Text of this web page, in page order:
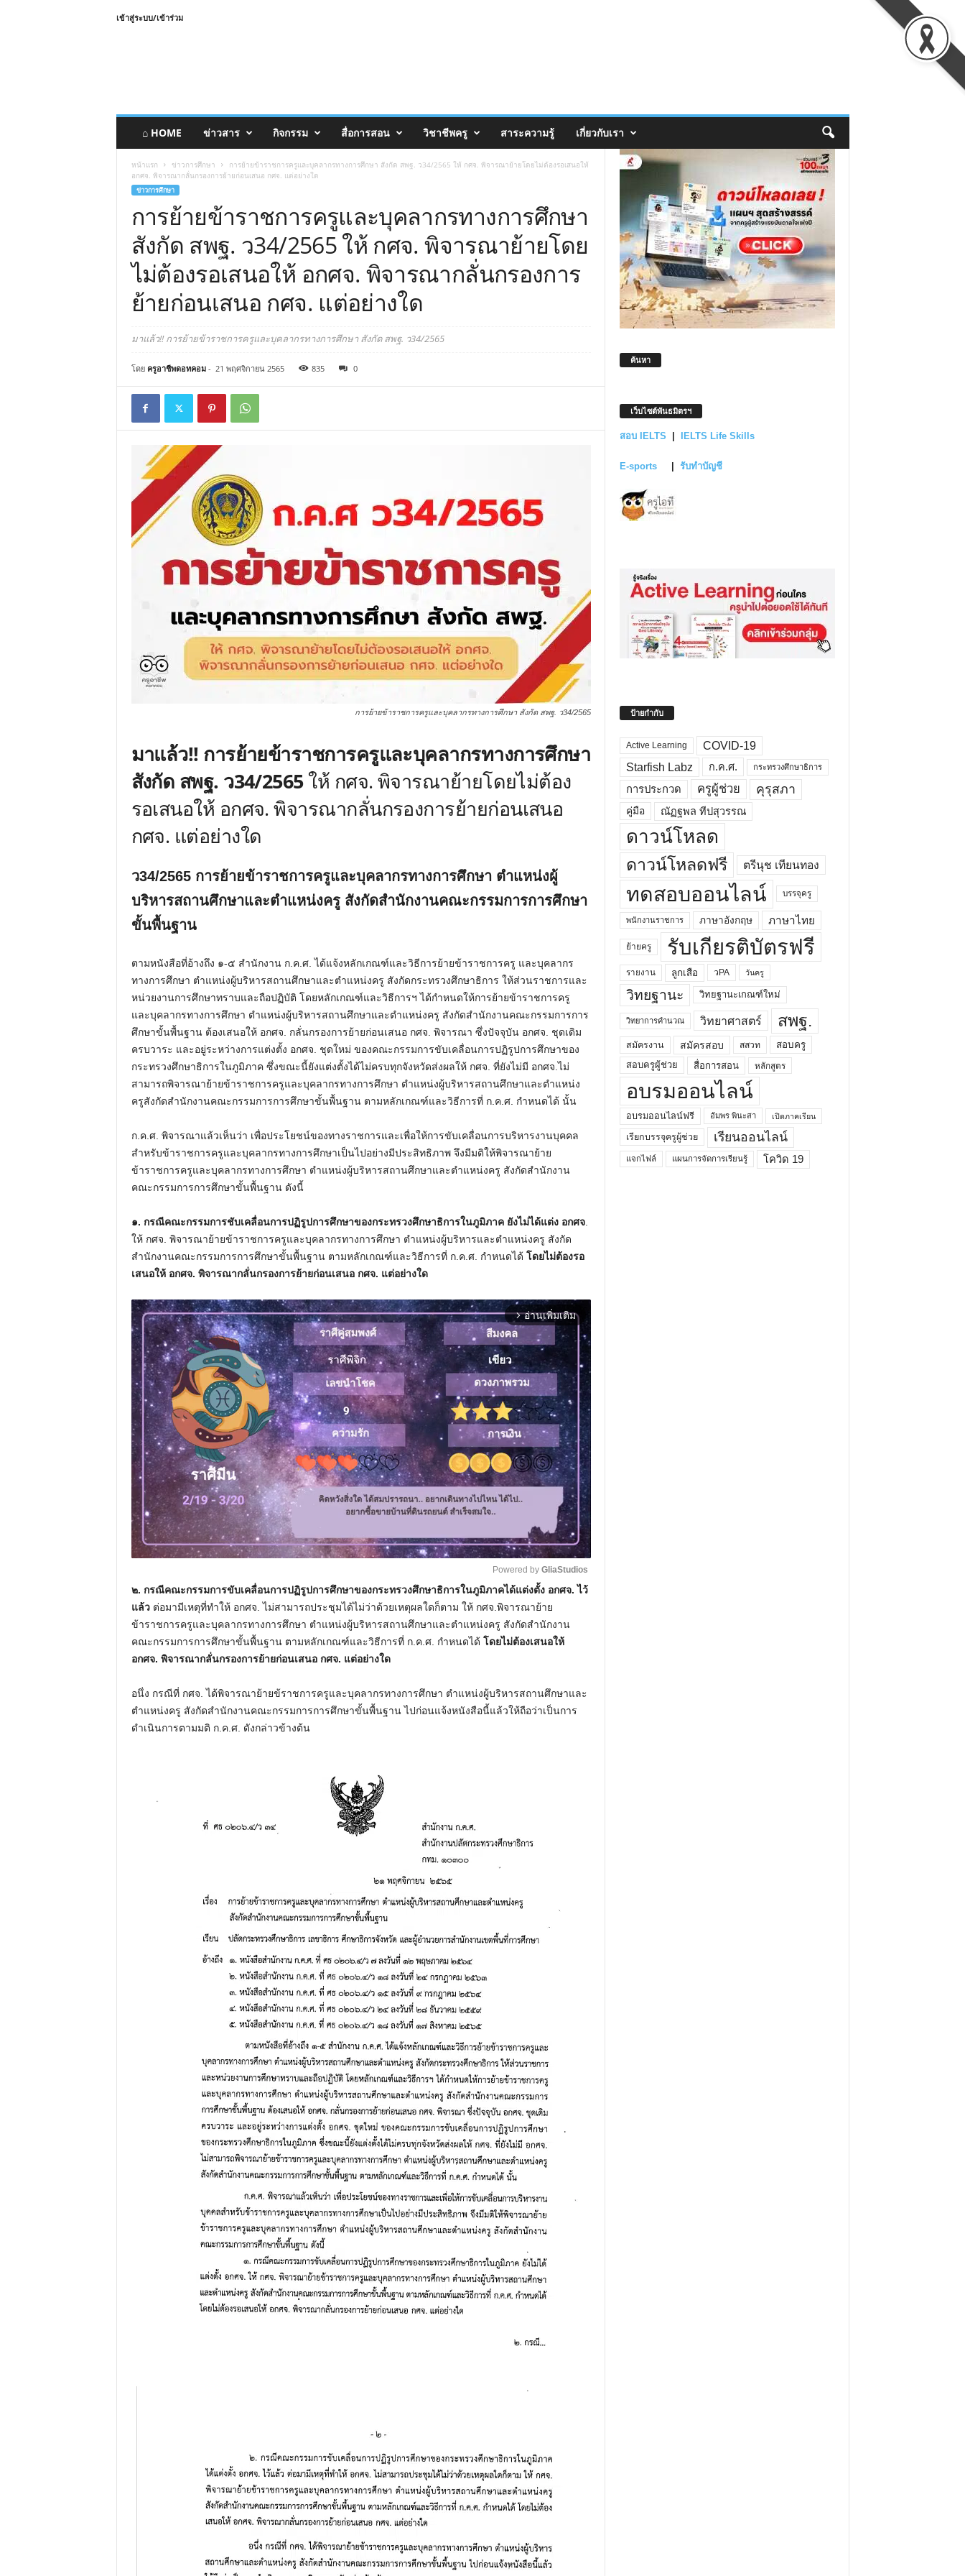
เข้าสู่ระบบ/เข้าร่วม
⌂ HOME ข่าวสาร กิจกรรม สื่อการสอน วิชาชีพครู สาระความรู้ เกี่ยวกับเรา
หน้าแรก ข่าวการศึกษา
การย้ายข้าราชการครูและบุคลากรทางการศึกษา สังกัด สพฐ. ว34/2565 ให้ กศจ. พิจารณาย้ายโดยไม่ต้องรอเสนอให้
อกศจ. พิจารณากลั่นกรองการย้ายก่อนเสนอ กศจ. แต่อย่างใด
ข่าวการศึกษา
การย้ายข้าราชการครูและบุคลากรทางการศึกษา
สังกัด สพฐ. ว34/2565 ให้ กศจ. พิจารณาย้ายโดย
ไม่ต้องรอเสนอให้ อกศจ. พิจารณากลั่นกรองการ
ย้ายก่อนเสนอ กศจ. แต่อย่างใด
มาแล้ว!! การย้ายข้าราชการครูและบุคลากรทางการศึกษา สังกัด สพฐ. ว34/2565
โดย ครูอาชีพดอทคอม- 21 พฤศจิกายน 2565 835 0
การย้ายข้าราชการครูและบุคลากรทางการศึกษา สังกัด สพฐ. ว34/2565
มาแล้ว!! การย้ายข้าราชการครูและบุคลากรทางการศึกษา
สังกัด สพฐ. ว34/2565ให้ กศจ. พิจารณาย้ายโดยไม่ต้อง
รอเสนอให้ อกศจ. พิจารณากลั่นกรองการย้ายก่อนเสนอ
กศจ. แต่อย่างใด
ว34/2565 การย้ายข้าราชการครูและบุคลากรทางการศึกษา ตำแหน่งผู้
บริหารสถานศึกษาและตำแหน่งครู สังกัดสำนักงานคณะกรรมการการศึกษา
ขั้นพื้นฐาน
ตามหนังสือที่อ้างถึง ๑-๕ สำนักงาน ก.ค.ศ. ได้แจ้งหลักเกณฑ์และวิธีการย้ายข้าราชการครู และบุคลากร
ทางการศึกษา ตำแหน่งผู้บริหารสถานศึกษาและตำแหน่งครู สังกัดกระทรวงศึกษาธิการ ให้ส่วนราชการและ
หน่วยงานการศึกษาทราบและถือปฏิบัติ โดยหลักเกณฑ์และวิธีการฯ ได้กำหนดให้การย้ายข้าราชการครู
และบุคลากรทางการศึกษา ตำแหน่งผู้บริหารสถานศึกษาและตำแหน่งครู สังกัดสำนักงานคณะกรรมการการ
ศึกษาขั้นพื้นฐาน ต้องเสนอให้ อกศจ. กลั่นกรองการย้ายก่อนเสนอ กศจ. พิจารณา ซึ่งปัจจุบัน อกศจ. ชุดเดิม
ครบวาระ และอยู่ระหว่างการแต่งตั้ง อกศจ. ชุดใหม่ ของคณะกรรมการขับเคลื่อนการปฏิรูปการศึกษาของ
กระทรวงศึกษาธิการในภูมิภาค ซึ่งขณะนี้ยังแต่งตั้งได้ไม่ครบทุกจังหวัดส่งผลให้ กศจ. ที่ยังไม่มี อกศจ.ไม่
สามารถพิจารณาย้ายข้าราชการครูและบุคลากรทางการศึกษา ตำแหน่งผู้บริหารสถานศึกษาและตำแหน่ง
ครูสังกัดสำนักงานคณะกรรมการการศึกษาขั้นพื้นฐาน ตามหลักเกณฑ์และวิธีการที่ ก.ค.ศ. กำหนดได้ นั้น
ก.ค.ศ. พิจารณาแล้วเห็นว่า เพื่อประโยชน์ของทางราชการและเพื่อให้การขับเคลื่อนการบริหารงานบุคคล
สำหรับข้าราชการครูและบุคลากรทางการศึกษาเป็นไปอย่างมีประสิทธิภาพ จึงมีมติให้พิจารณาย้าย
ข้าราชการครูและบุคลากรทางการศึกษา ตำแหน่งผู้บริหารสถานศึกษาและตำแหน่งครู สังกัดสำนักงาน
คณะกรรมการการศึกษาขั้นพื้นฐาน ดังนี้
๑. กรณีคณะกรรมการชับเคลื่อนการปฏิรูปการศึกษาของกระทรวงศึกษาธิการในภูมิภาค ยังไม่ได้แต่ง อกศจ.
ให้ กศจ. พิจารณาย้ายข้าราชการครูและบุคลากรทางการศึกษา ตำแหน่งผู้บริหารและตำแหน่งครู สังกัด
สำนักงานคณะกรรมการการศึกษาขั้นพื้นฐาน ตามหลักเกณฑ์และวิธีการที่ ก.ค.ศ. กำหนดได้ โดยไม่ต้องรอ
เสนอให้ อกศจ. พิจารณากลั่นกรองการย้ายก่อนเสนอ กศจ. แต่อย่างใด
arrow_forward_ios อ่านเพิ่มเติม
M
u
Powered by GliaStudios
๒. กรณีคณะกรรมการขับเคลื่อนการปฏิรูปการศึกษาของกระทรวงศึกษาธิการในภูมิภาคได้แต่งตั้ง อกศจ. ไว้
แล้ว ต่อมามีเหตุที่ทำให้ อกศจ. ไม่สามารถประชุมได้ไม่ว่าด้วยเหตุผลใดก็ตาม ให้ กศจ.พิจารณาย้าย
ข้าราชการครูและบุคลากรทางการศึกษา ตำแหน่งผู้บริหารสถานศึกษาและตำแหน่งครู สังกัดสำนักงาน
คณะกรรมการการศึกษาขั้นพื้นฐาน ตามหลักเกณฑ์และวิธีการที่ ก.ค.ศ. กำหนดได้ โดยไม่ต้องเสนอให้
อกศจ. พิจารณากลั่นกรองการย้ายก่อนเสนอ กศจ. แต่อย่างใด
อนึ่ง กรณีที่ กศจ. ได้พิจารณาย้ายข้ราชการครูและบุคลากรทางการศึกษา ตำแหน่งผู้บริหารสถานศึกษาและ
ตำแหน่งครู สังกัดสำนักงานคณะกรรมการการศึกษาขั้นพื้นฐาน ไปก่อนแจ้งหนังสือนี้แล้วให้ถือว่าเป็นการ
ดำเนินการตามมติ ก.ค.ศ. ดังกล่าวข้างต้น
ค้นหา
เว็บไซต์พันธมิตรฯ
สอบ IELTS IELTS Life Skills
E-sports รับทำบัญชี
ป้ายกำกับ
Active Learning
COVID-19
Starfish Labz
ก.ค.ศ. กระทรวงศึกษาธิการ
การประกวด ครูผู้ช่วย คุรุสภา
คู่มือ ณัฏฐพล ทีปสุวรรณ
ดาวน์โหลด
ดาวน์โหลดฟรี ตรีนุช เทียนทอง
ทดสอบออนไลน์ บรรจุครู
พนักงานราชการ ภาษาอังกฤษ ภาษาไทย
ย้ายครู รับเกียรติบัตรฟรี
รายงาน ลูกเสือ วPA วันครู
วิทยฐานะ วิทยฐานะเกณฑ์ใหม่
วิทยาการคำนวณ วิทยาศาสตร์ สพฐ.
สมัครงาน สมัครสอบ สสวท
สอบครู
สอบครูผู้ช่วย
สื่อการสอน หลักสูตร
อบรมออนไลน์
อบรมออนไลน์ฟรี อัมพร พินะสา เปิดภาคเรียน
เรียกบรรจุครูผู้ช่วย เรียนออนไลน์
แจกไฟล์ แผนการจัดการเรียนรู้ โควิด 19